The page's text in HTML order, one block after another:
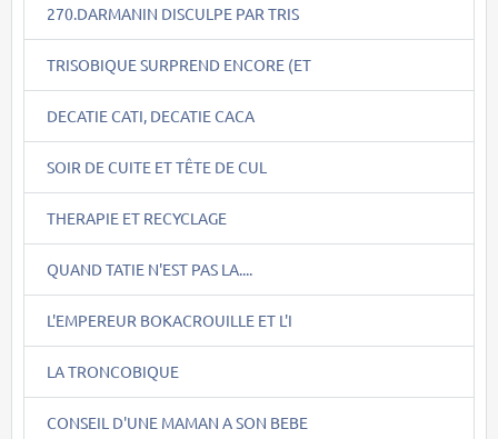
270.DARMANIN DISCULPE PAR TRIS
TRISOBIQUE SURPREND ENCORE (ET
DECATIE CATI, DECATIE CACA
SOIR DE CUITE ET TÊTE DE CUL
THERAPIE ET RECYCLAGE
QUAND TATIE N'EST PAS LA....
L'EMPEREUR BOKACROUILLE ET L'I
LA TRONCOBIQUE
CONSEIL D'UNE MAMAN A SON BEBE